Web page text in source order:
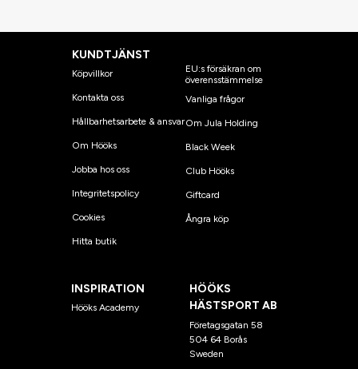
KUNDTJÄNST
Köpvillkor
Kontakta oss
Hållbarhetsarbete & ansvar
Om Hööks
Jobba hos oss
Integritetspolicy
Cookies
Hitta butik
EU:s försäkran om
överensstämmelse
Vanliga frågor
Om Jula Holding
Black Week
Club Hööks
Giftcard
Ångra köp
INSPIRATION
Hööks Academy
HÖÖKS
HÄSTSPORT AB
Företagsgatan 58
504 64 Borås
Sweden